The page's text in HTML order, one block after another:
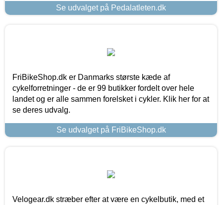
Se udvalget på Pedalatleten.dk
FriBikeShop.dk er Danmarks største kæde af
cykelforretninger - de er 99 butikker fordelt over hele
landet og er alle sammen forelsket i cykler. Klik her for at
se deres udvalg.
Se udvalget på FriBikeShop.dk
Velogear.dk stræber efter at være en cykelbutik, med et